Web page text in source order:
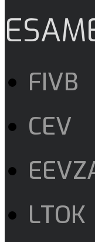
FIVB
CEV
LTOK